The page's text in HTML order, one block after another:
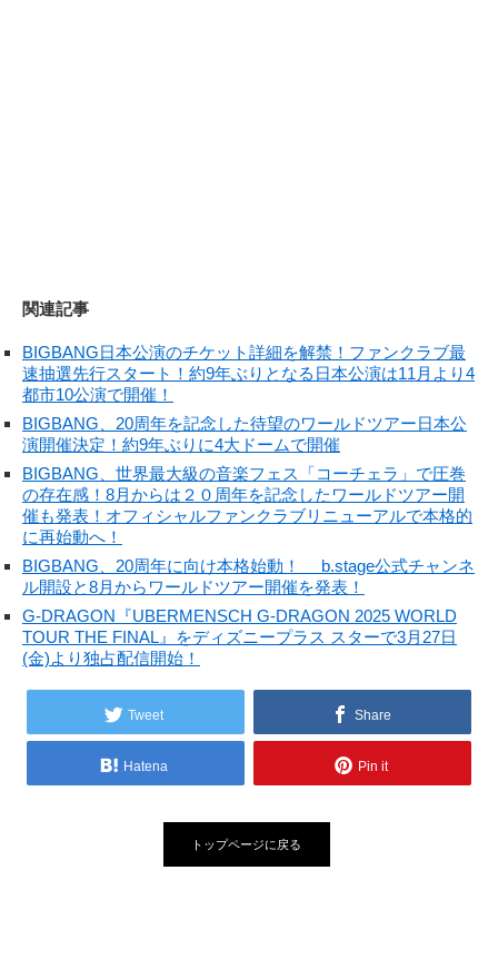
関連記事
BIGBANG日本公演のチケット詳細を解禁！ファンクラブ最
速抽選先行スタート！約9年ぶりとなる日本公演は11月より4
都市10公演で開催！
BIGBANG、20周年を記念した待望のワールドツアー日本公
演開催決定！約9年ぶりに4大ドームで開催
BIGBANG、世界最大級の音楽フェス「コーチェラ」で圧巻
の存在感！8月からは２０周年を記念したワールドツアー開
催も発表！オフィシャルファンクラブリニューアルで本格的
に再始動へ！
BIGBANG、20周年に向け本格始動！ b.stage公式チャンネ
ル開設と8月からワールドツアー開催を発表！
G-DRAGON『UBERMENSCH G-DRAGON 2025 WORLD
TOUR THE FINAL』をディズニープラス スターで3月27日
(金)より独占配信開始！
Tweet Share
Hatena Pin it
トップページに戻る